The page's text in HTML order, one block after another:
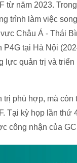
từ năm 2023.
trình làm việc
Châu Á - Thái
P4G tại Hà Nội
lực quản trị và triển
phù hợp, mà còn
Tại kỳ họp lần thứ
công nhận của